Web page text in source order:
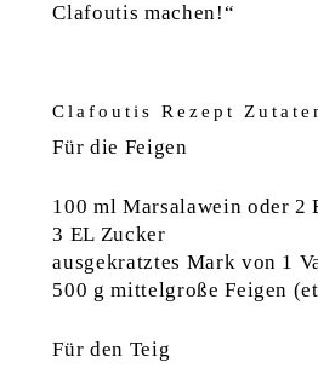
Clafoutis machen!“
Clafoutis Rezept
Für die Feigen
100 ml Marsalawein oder 2
3 EL Zucker
ausgekratztes Mark von 1
500 g mittelgroße Feigen
Für den Teig